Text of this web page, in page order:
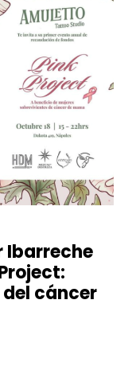
Ibarreche
del cáncer